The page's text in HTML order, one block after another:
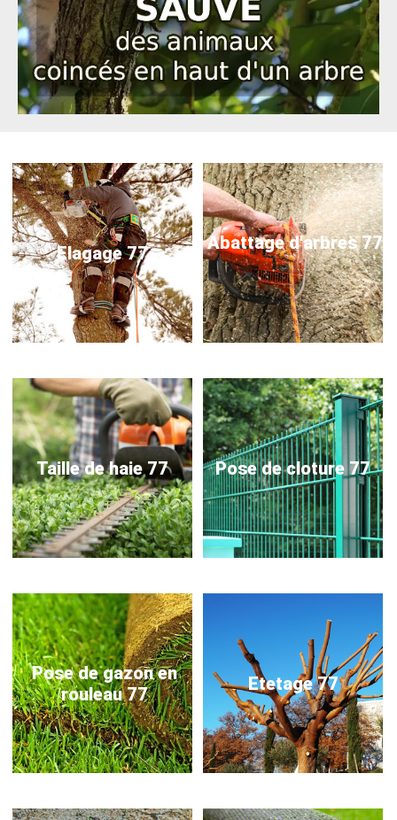
Elagage 77 Abattage d'arbres 77
Taille de haie 77 Pose de cloture 77
Pose de gazon en
rouleau 77
Etetage 77